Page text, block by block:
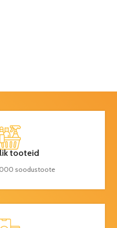
tooteid
000 soodustoote